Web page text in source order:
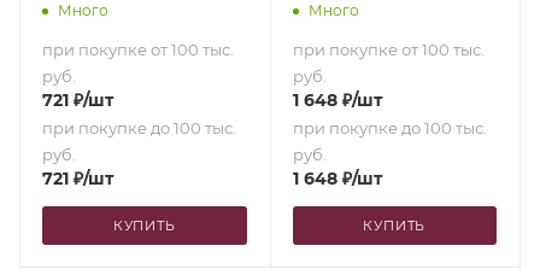
Много
при покупке от 100 тыс.
руб.
721 ₽/шт
при покупке до 100 тыс.
руб.
721 ₽/шт
КУПИТЬ
Много
при покупке от 100 тыс.
руб.
1 648₽/шт
при покупке до 100 тыс.
руб.
1 648₽/шт
КУПИТЬ